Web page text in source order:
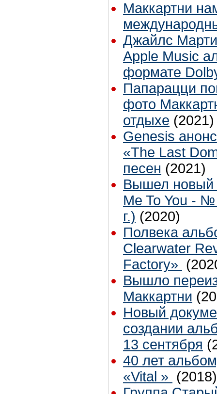
Маккартни
Джайлс
Apple Music
формате
Папарацци
фото
отдыхе (2021)
Genesis
«The Last
песен (2021)
Вышел новый
Me To You - №
г.) (2020)
Полвека
Clearwater
Factory»
Вышло
Маккартни
Новый
создании
13 сентября
40 лет
«Vital » (2018)